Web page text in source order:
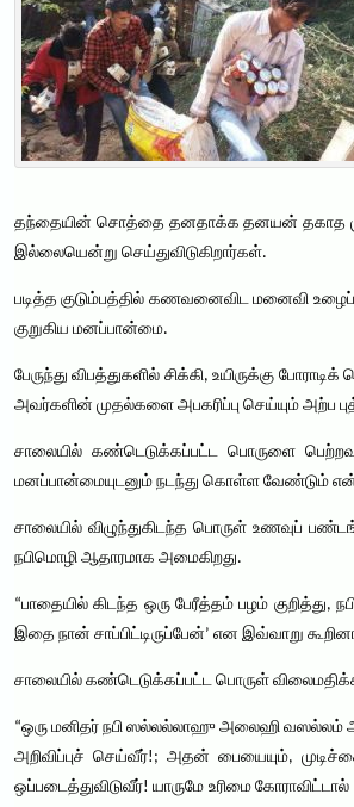
தந்தையின் சொத்தை தனதாக்க தனயன் தகாத
இல்லையென்று செய்துவிடுகிறார்கள்.
படித்த குடும்பத்தில் கணவனைவிட மனைவி
குறுகிய மனப்பான்மை.
பேருந்து விபத்துகளில் சிக்கி, உயிருக்கு
அவர்களின் முதல்களை அபகரிப்பு செய்யும் அற்ப
சாலையில் கண்டெடுக்கப்பட்ட பொருளை
மனப்பான்மையுடனும் நடந்து கொள்ள வேண்டும்
சாலையில் விழுந்துகிடந்த பொருள் உணவுப்
நபிமொழி ஆதாரமாக அமைகிறது.
“பாதையில் கிடந்த ஒரு பேரீத்தம் பழம்
இதை நான் சாப்பிட்டிருப்பேன்’ என இவ்வாறு
சாலையில் கண்டெடுக்கப்பட்ட பொருள்
“ஒரு மனிதர் நபி ஸல்லல்லாஹு அலைஹி வஸல்லம்
அறிவிப்புச் செய்வீர்!; அதன் பையையும்,
ஒப்படைத்துவிடுவீர்! யாருமே உரிமை